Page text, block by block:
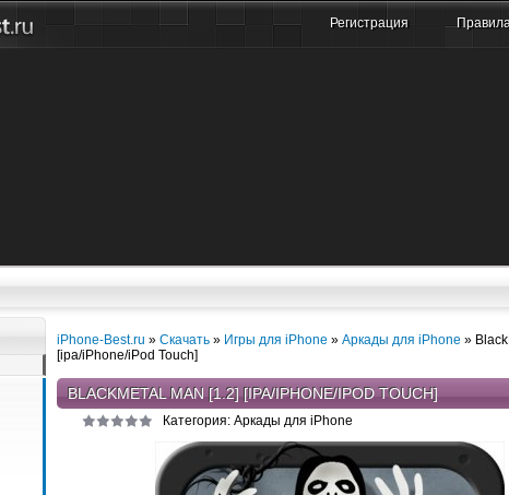
Регистрация
iPhone-Best.ru » Скачать » Игры для iPhone » Аркады для iPhone »
[ipa/iPhone/iPod Touch]
BLACKMETAL MAN [1.2] [IPA/IPHONE/IPOD TOUCH]
Категория: Аркады для iPhone